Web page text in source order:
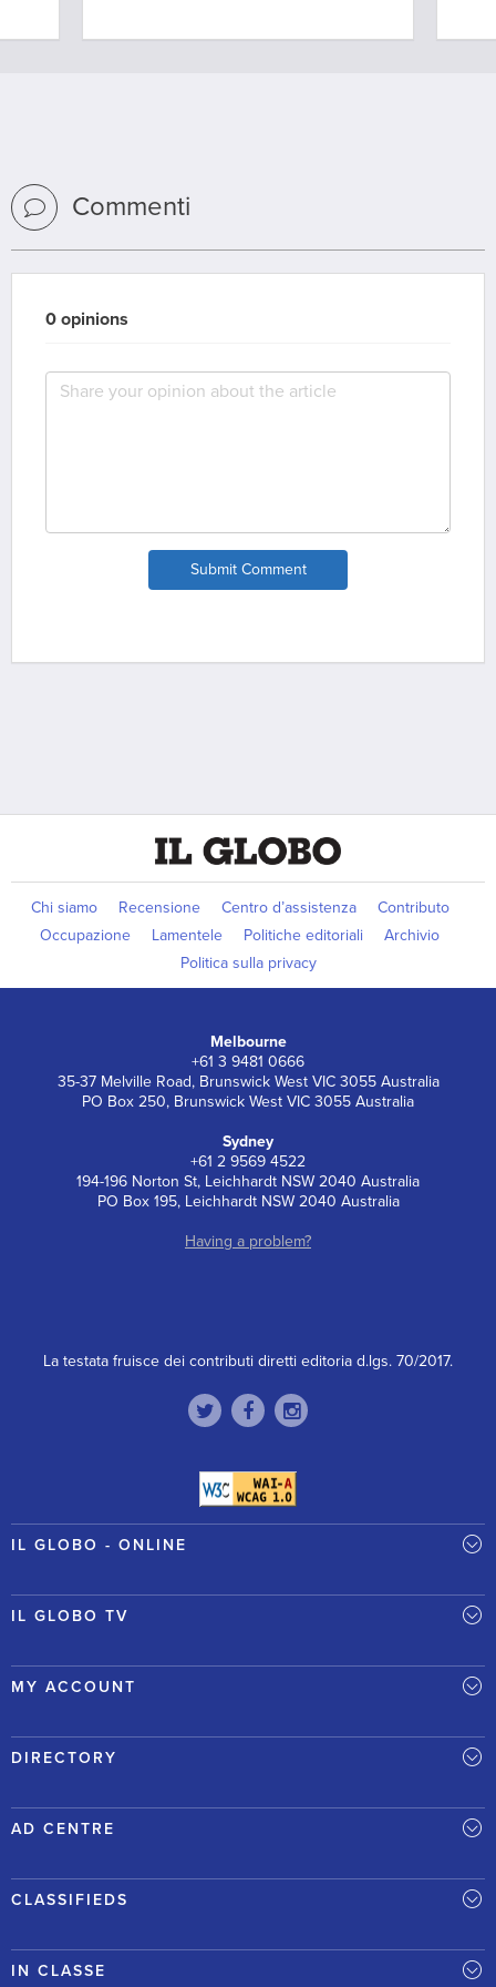
Commenti
0 opinions
Submit Comment
Chi siamo Recensione Centro d’assistenza
Contributo
Occupazione
Lamentele Politiche editoriali
Archivio
Politica sulla privacy
Melbourne
+61 3 9481 0666
35-37 Melville Road, Brunswick West VIC 3055 Australia
PO Box 250, Brunswick West VIC 3055 Australia
Sydney
+61 2 9569 4522
194-196 Norton St, Leichhardt NSW 2040 Australia
PO Box 195, Leichhardt NSW 2040 Australia
Having a problem?
La testata fruisce dei contributi diretti editoria d.lgs. 70/2017.
IL GLOBO - ONLINE
IL GLOBO TV
MY ACCOUNT
DIRECTORY
AD CENTRE
CLASSIFIEDS
IN CLASSE